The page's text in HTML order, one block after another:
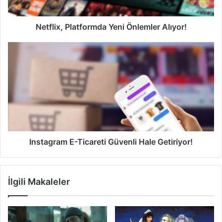
Netflix, Platformda Yeni Önlemler Alıyor!
Instagram E-Ticareti Güvenli Hale Getiriyor!
İlgili Makaleler